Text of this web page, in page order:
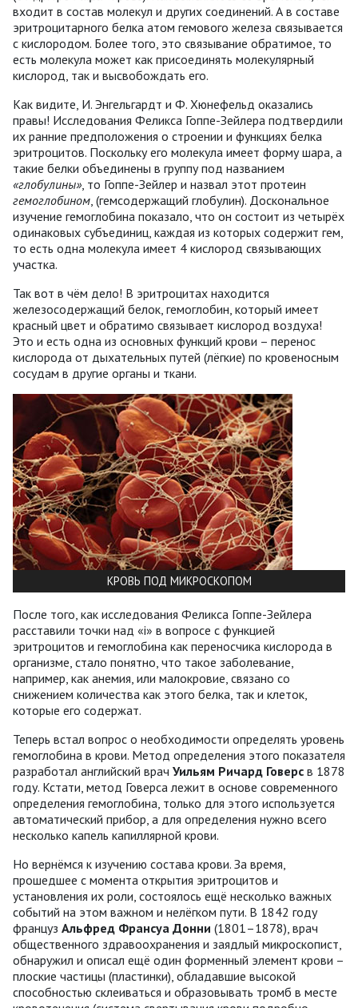
входит в состав молекул и других соединений. А в составе
эритроцитарного белка атом гемового железа связывается
с кислородом. Более того, это связывание обратимое, то
есть молекула может как присоединять молекулярный
кислород, так и высвобождать его.
Как видите, И. Энгельгардт и Ф. Хюнефельд оказались
правы! Исследования Феликса Гоппе-Зейлера подтвердили
их ранние предположения о строении и функциях белка
эритроцитов. Поскольку его молекула имеет форму шара, а
такие белки объединены в группу под названием
«глобулины» , то Гоппе-Зейлер и назвал этот протеин
гемоглобином , (гемсодержащий глобулин). Доскональное
изучение гемоглобина показало, что он состоит из четырёх
одинаковых субъединиц, каждая из которых содержит гем,
то есть одна молекула имеет 4 кислород связывающих
участка.
Так вот в чём дело! В эритроцитах находится
железосодержащий белок, гемоглобин, который имеет
красный цвет и обратимо связывает кислород воздуха!
Это и есть одна из основных функций крови – перенос
кислорода от дыхательных путей (лёгкие) по кровеносным
сосудам в другие органы и ткани.
КРОВЬ ПОД МИКРОСКОПОМ
После того, как исследования Феликса Гоппе-Зейлера
расставили точки над «i» в вопросе с функцией
эритроцитов и гемоглобина как переносчика кислорода в
организме, стало понятно, что такое заболевание,
например, как анемия, или малокровие, связано со
снижением количества как этого белка, так и клеток,
которые его содержат.
Теперь встал вопрос о необходимости определять уровень
гемоглобина в крови. Метод определения этого показателя
разработал английский врач Уильям Ричард Говерс в 1878
году. Кстати, метод Говерса лежит в основе современного
определения гемоглобина, только для этого используется
автоматический прибор, а для определения нужно всего
несколько капель капиллярной крови.
Но вернёмся к изучению состава крови. За время,
прошедшее с момента открытия эритроцитов и
установления их роли, состоялось ещё несколько важных
событий на этом важном и нелёгком пути. В 1842 году
француз Альфред Франсуа Донни (1801–1878), врач
общественного здравоохранения и заядлый микроскопист,
обнаружил и описал ещё один форменный элемент крови –
плоские частицы (пластинки), обладавшие высокой
способностью склеиваться и образовывать тромб в месте